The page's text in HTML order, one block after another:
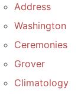
Address
Washington
Ceremonies
Grover
Climatology